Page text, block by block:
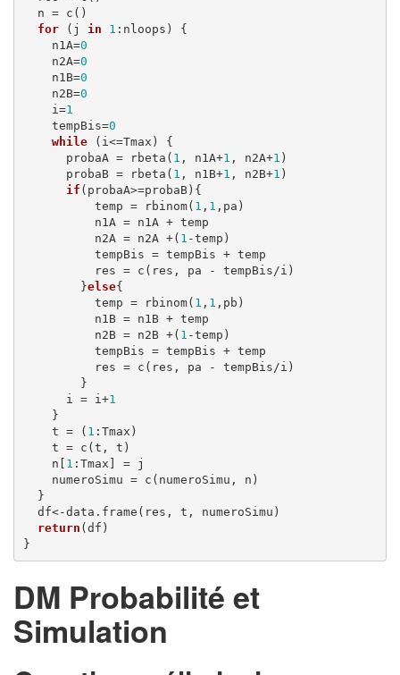
for (j in 1 :nloops) {
    n1A=
0
    n2A=
0
    n1B=
0
    n2B=
0
    i=
1
    tempBis=
0
while (i<=Tmax) {
      probaA = rbeta(
1 , n1A+1 , n2A+1 )
      probaB = rbeta(
1 , n1B+1 , n2B+1 )
if (probaA>=probaB){
          temp = rbinom(
1 , 1 ,pa)
          n2A = n2A +(
1 -temp)
        }
else{
          temp = rbinom(
1 , 1 ,pb)
          n2B = n2B +(
1 -temp)
      i = i+
1
    t = (
1 :Tmax)
    n[
1 :Tmax] = j
return (df)
}
DM Probabilité et
Simulation